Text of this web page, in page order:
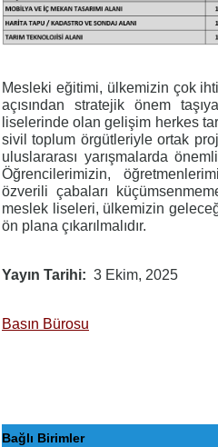
Mesleki eğitimi, ülkemizin çok
açısından stratejik önem
liselerinde olan gelişim herkes
sivil toplum örgütleriyle ortak
uluslararası yarışmalarda
Öğrencilerimizin,
özverili çabaları
meslek liseleri, ülkemizin
ön plana çıkarılmalıdır.
Yayın Tarihi 3 Ekim, 2025
Basın Bürosu
Bağlı Birimler